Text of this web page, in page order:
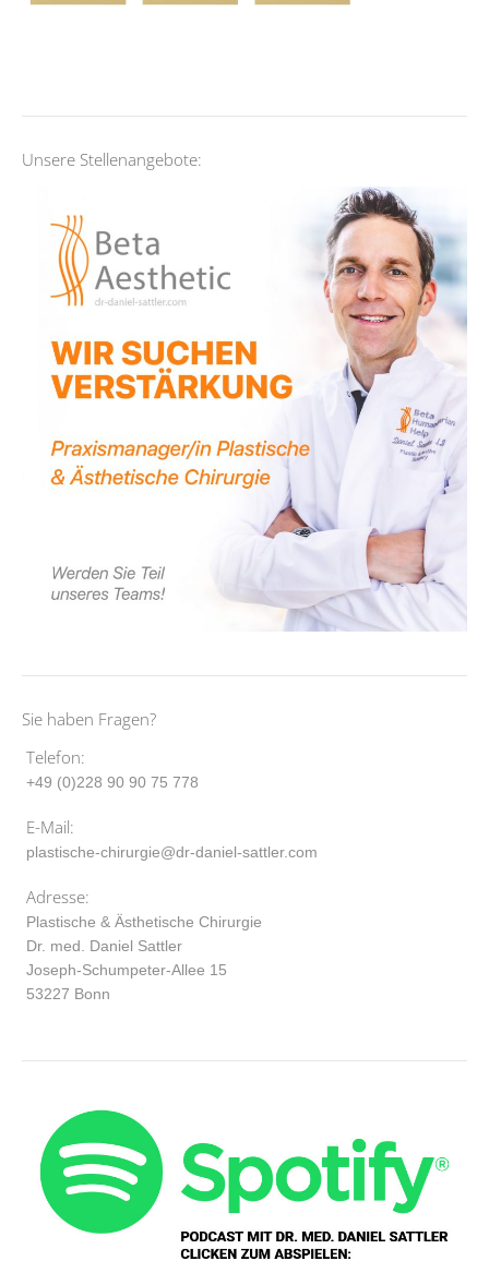
Unsere Stellenangebote:
Sie haben Fragen?
Telefon:
+49 (0)228 90 90 75 778
E-Mail:
plastische-chirurgie@dr-daniel-sattler.com
Adresse:
Plastische & Ästhetische Chirurgie
Dr. med. Daniel Sattler
Joseph-Schumpeter-Allee 15
53227 Bonn